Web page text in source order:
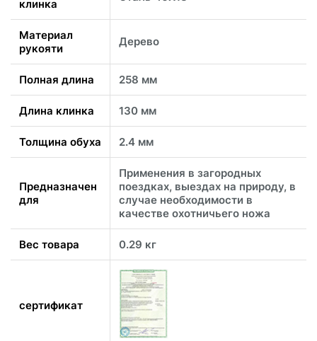
клинка
Материал
рукояти
Дерево
Полная длина 258 мм
Длина клинка 130 мм
Толщина обуха 2.4 мм
Предназначен
для
Применения в загородных
поездках, выездах на природу, в
случае необходимости в
качестве охотничьего ножа
Вес товара 0.29 кг
сертификат